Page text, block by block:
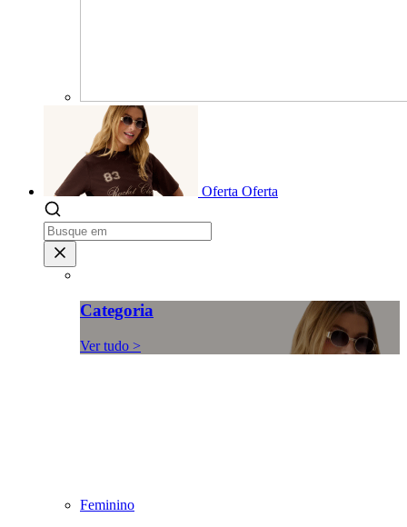
Oferta Oferta
Categoria
Ver tudo >
Feminino